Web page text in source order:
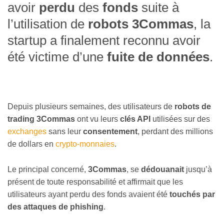
avoir perdu des fonds suite à
l’utilisation de robots 3Commas, la
startup a finalement reconnu avoir
été victime d’une fuite de données.
Depuis plusieurs semaines, des utilisateurs de robots de
trading 3Commas ont vu leurs clés API utilisées sur des
exchanges sans leur consentement, perdant des millions
de dollars en crypto-monnaies.
Le principal concerné, 3Commas, se dédouanait jusqu’à
présent de toute responsabilité et affirmait que les
utilisateurs ayant perdu des fonds avaient été touchés par
des attaques de phishing.